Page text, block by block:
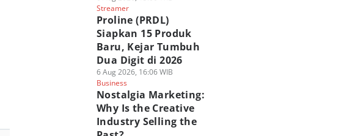
Streamer
Proline (PRDL)
Siapkan 15 Produk
Baru, Kejar Tumbuh
Dua Digit di 2026
6 Aug 2026, 16:06 WIB
Business
Nostalgia Marketing:
Why Is the Creative
Industry Selling the